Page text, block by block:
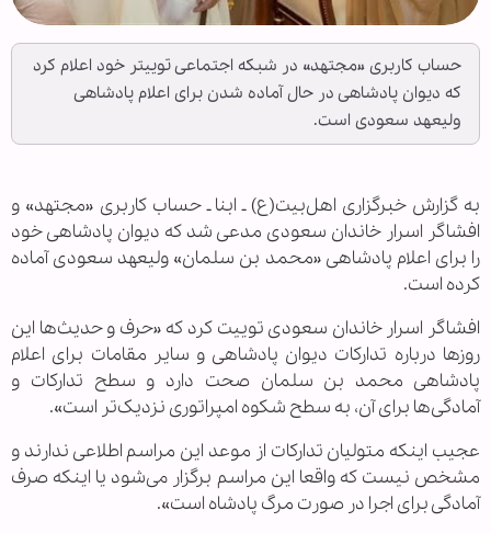
حساب کاربری «مجتهد» در شبکه اجتماعی توییتر خود اعلام کرد
که دیوان پادشاهی در حال آماده شدن برای اعلام پادشاهی
ولیعهد سعودی است.
به گزارش خبرگزاری اهل‌بیت(ع) ـ ابنا ـ حساب کاربری «مجتهد» و
افشاگر اسرار خاندان سعودی مدعی شد که دیوان پادشاهی خود
را برای اعلام پادشاهی «محمد بن سلمان» ولیعهد سعودی آماده
کرده است.
افشاگر اسرار خاندان سعودی توییت کرد که «حرف و حدیث‌ها این
روزها درباره تدارکات دیوان پادشاهی و سایر مقامات برای اعلام
پادشاهی محمد بن سلمان صحت دارد و سطح تدارکات و
آمادگی‌ها برای آن، به سطح شکوه امپراتوری نزدیک‌تر است».
عجیب اینکه متولیان تدارکات از موعد این مراسم اطلاعی ندارند و
مشخص نیست که واقعا این مراسم برگزار می‌شود یا اینکه صرف
آمادگی برای اجرا در صورت مرگ پادشاه است».